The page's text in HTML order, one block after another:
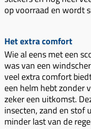
op voorraad en wordt
Het extra comfort
Wie al eens met een
was van een
veel extra comfort
een helm hebt zonder
zeker een uitkomst.
insecten, zand en stof
minder last van de